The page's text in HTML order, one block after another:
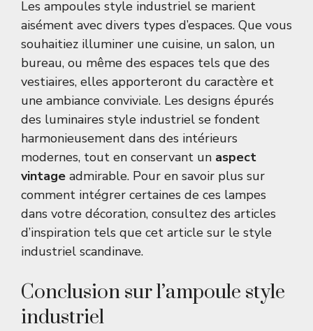
Les ampoules style industriel se marient
aisément avec divers types d’espaces. Que vous
souhaitiez illuminer une cuisine, un salon, un
bureau, ou même des espaces tels que des
vestiaires, elles apporteront du caractère et
une ambiance conviviale. Les designs épurés
des luminaires style industriel se fondent
harmonieusement dans des intérieurs
modernes, tout en conservant un aspect
vintage admirable. Pour en savoir plus sur
comment intégrer certaines de ces lampes
dans votre décoration, consultez des articles
d’inspiration tels que cet article sur le style
industriel scandinave.
Conclusion sur l’ampoule style
industriel